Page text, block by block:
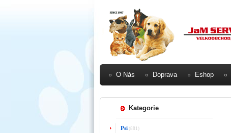
O Nás Doprava Eshop
Kategorie
Psi (881)